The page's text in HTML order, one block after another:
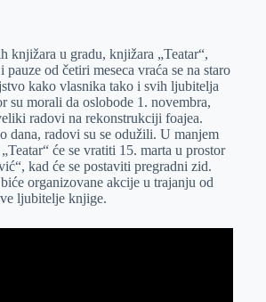
knjižara u gradu, knjižara „Teatar“,
pauze od četiri meseca vraća se na staro
kako vlasnika tako i svih ljubitelja
su morali da oslobode 1. novembra,
radovi na rekonstrukciji foajea.
dana, radovi su se odužili. U manjem
će se vratiti 15. marta u prostor
kad će se postaviti pregradni zid.
organizovane akcije u trajanju od
ljubitelje knjige.